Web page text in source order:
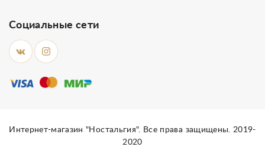
Социальные сети
Интернет-магазин "Ностальгия". Все права защищены. 2019-
2020